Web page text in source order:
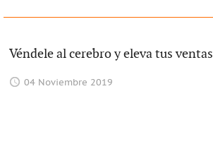
Véndele al cerebro y eleva tus ventas
04 Noviembre 2019